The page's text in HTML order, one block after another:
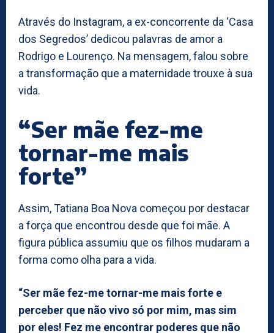
Através do Instagram, a ex-concorrente da ‘Casa
dos Segredos’ dedicou palavras de amor a
Rodrigo e Lourenço. Na mensagem, falou sobre
a transformação que a maternidade trouxe à sua
vida.
“Ser mãe fez-me
tornar-me mais
forte”
Assim, Tatiana Boa Nova começou por destacar
a força que encontrou desde que foi mãe. A
figura pública assumiu que os filhos mudaram a
forma como olha para a vida.
“Ser mãe fez-me tornar-me mais forte e
perceber que não vivo só por mim, mas sim
por eles! Fez me encontrar poderes que não